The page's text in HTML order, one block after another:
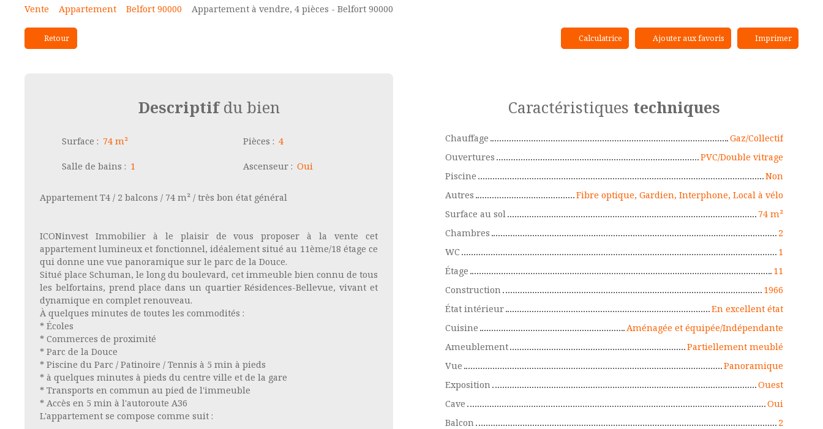
Vente Appartement Belfort 90000 Appartement à vendre, 4 pièces - Belfort 90000
Retour Calculatrice Ajouter aux favoris Imprimer
Descriptifdu bien
Surface : 74 m² Pièces : 4
Salle de bains : 1 Ascenseur : Oui
Appartement T4 / 2 balcons / 74 m² / très bon état général
ICONinvest Immobilier à le plaisir de vous proposer à la vente cet
appartement lumineux et fonctionnel, idéalement situé au 11ème/18 étage ce
qui donne une vue panoramique sur le parc de la Douce.
Situé place Schuman, le long du boulevard, cet immeuble bien connu de tous
les belfortains, prend place dans un quartier Résidences-Bellevue, vivant et
dynamique en complet renouveau.
À quelques minutes de toutes les commodités :
* Écoles
* Commerces de proximité
* Parc de la Douce
* Piscine du Parc / Patinoire / Tennis à 5 min à pieds
* à quelques minutes à pieds du centre ville et de la gare
* Transports en commun au pied de l'immeuble
* Accès en 5 min à l'autoroute A36
L'appartement se compose comme suit :
Caractéristiques techniques
Chauffage
Gaz/Collectif
Ouvertures
PVC/Double vitrage
Piscine
Non
Autres
Fibre optique, Gardien, Interphone, Local à vélo
Surface au sol
74 m²
Chambres
2
WC
1
Étage
11
Construction
1966
État intérieur
En excellent état
Cuisine
Aménagée et équipée/Indépendante
Ameublement
Partiellement meublé
Vue
Panoramique
Exposition
Ouest
Cave
Oui
Balcon
2